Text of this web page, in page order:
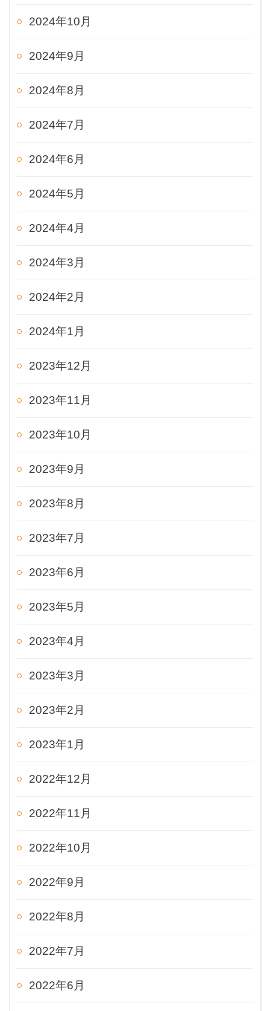
2024年10月
2024年9月
2024年8月
2024年7月
2024年6月
2024年5月
2024年4月
2024年3月
2024年2月
2024年1月
2023年12月
2023年11月
2023年10月
2023年9月
2023年8月
2023年7月
2023年6月
2023年5月
2023年4月
2023年3月
2023年2月
2023年1月
2022年12月
2022年11月
2022年10月
2022年9月
2022年8月
2022年7月
2022年6月